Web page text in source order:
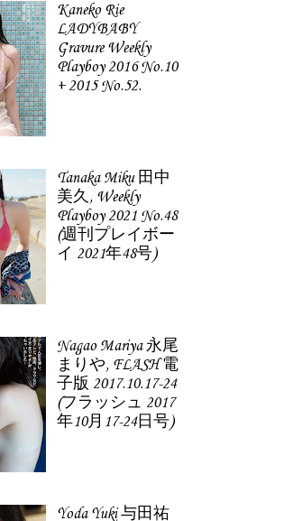
Kaneko Rie
LADYBABY
Gravure Weekly
Playboy 2016 No.10
+ 2015 No.52.
Tanaka Miku 田中
美久, Weekly
Playboy 2021 No.48
(週刊プレイボー
イ 2021年48号)
Nagao Mariya 永尾
まりや, FLASH 電
子版 2017.10.17-24
(フラッシュ 2017
年10月17-24日号)
Yoda Yuki 与田祐